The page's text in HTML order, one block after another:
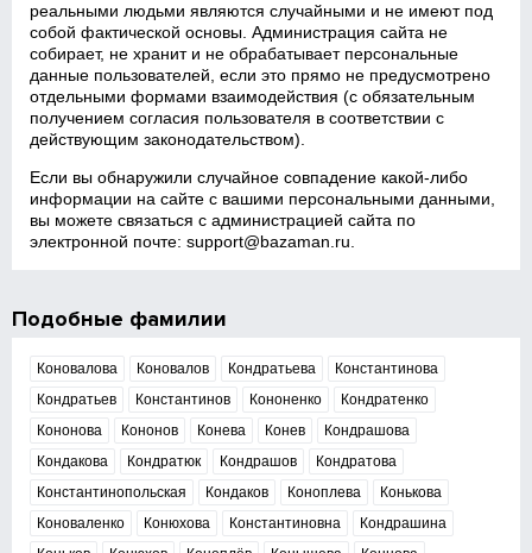
реальными людьми являются случайными и не имеют под
собой фактической основы. Администрация сайта не
собирает, не хранит и не обрабатывает персональные
данные пользователей, если это прямо не предусмотрено
отдельными формами взаимодействия (с обязательным
получением согласия пользователя в соответствии с
действующим законодательством).
Если вы обнаружили случайное совпадение какой‑либо
информации на сайте с вашими персональными данными,
вы можете связаться с администрацией сайта по
электронной почте:support@bazaman.ru
Подобные фамилии
Коновалова Коновалов Кондратьева
Константинова
Кондратьев
Константинов Кононенко
Кондратенко
Кононова
Кононов Конева Конев
Кондрашова
Кондакова
Кондратюк Кондрашов
Кондратова
Константинопольская
Кондаков Коноплева
Конькова
Коноваленко
Конюхова Константиновна
Кондрашина